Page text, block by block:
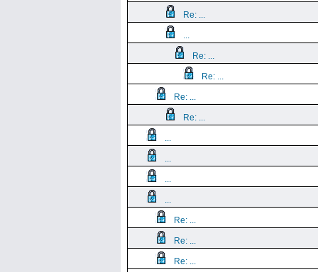
Re: ...
...
Re: ...
Re: ...
Re: ...
Re: ...
...
...
...
...
Re: ...
Re: ...
Re: ...